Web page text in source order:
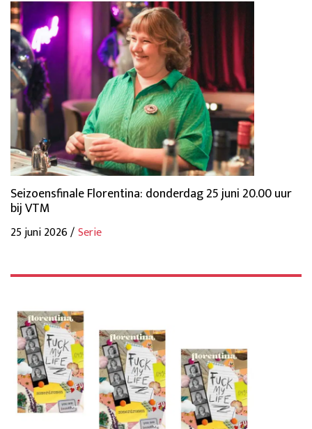
Seizoensfinale Florentina: donderdag 25 juni 20.00 uur
bij VTM
25 juni 2026 /Serie